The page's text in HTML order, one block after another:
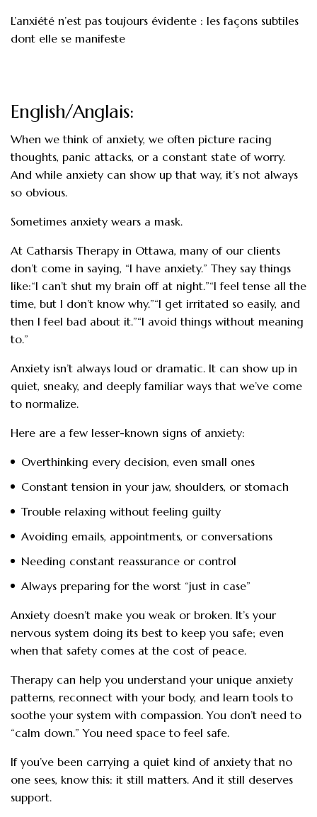
L’anxiété n’est pas toujours évidente : les façons subtiles
dont elle se manifeste
English/Anglais:
When we think of anxiety, we often picture racing
thoughts, panic attacks, or a constant state of worry.
And while anxiety can show up that way, it’s not always
so obvious.
Sometimes anxiety wears a mask.
At Catharsis Therapy in Ottawa, many of our clients
don’t come in saying, “I have anxiety.” They say things
like:“I can’t shut my brain off at night.”“I feel tense all the
time, but I don’t know why.”“I get irritated so easily, and
then I feel bad about it.”“I avoid things without meaning
to.”
Anxiety isn’t always loud or dramatic. It can show up in
quiet, sneaky, and deeply familiar ways that we’ve come
to normalize.
Here are a few lesser-known signs of anxiety:
Overthinking every decision, even small ones
Constant tension in your jaw, shoulders, or stomach
Trouble relaxing without feeling guilty
Avoiding emails, appointments, or conversations
Needing constant reassurance or control
Always preparing for the worst “just in case”
Anxiety doesn’t make you weak or broken. It’s your
nervous system doing its best to keep you safe; even
when that safety comes at the cost of peace.
Therapy can help you understand your unique anxiety
patterns, reconnect with your body, and learn tools to
soothe your system with compassion. You don’t need to
“calm down.” You need space to feel safe.
If you’ve been carrying a quiet kind of anxiety that no
one sees, know this: it still matters. And it still deserves
support.